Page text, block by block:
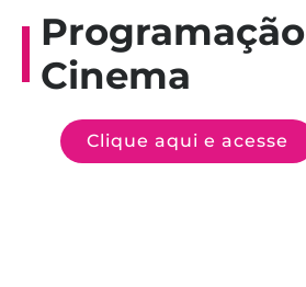
Programação
Cinema
Clique aqui e acesse